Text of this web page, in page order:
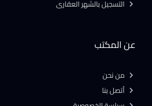
عن المكتب
من نحن
أتصل بنا
التسجيل بالشهر العقارى